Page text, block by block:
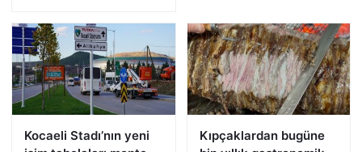
Kocaeli Stadı’nın yeni
Kıpçaklardan bugüne